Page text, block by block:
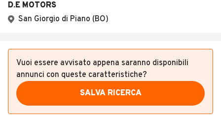
D.E MOTORS
San Giorgio di Piano (BO)
Vuoi essere avvisato appena saranno disponibili
annunci con queste caratteristiche?
SALVA RICERCA